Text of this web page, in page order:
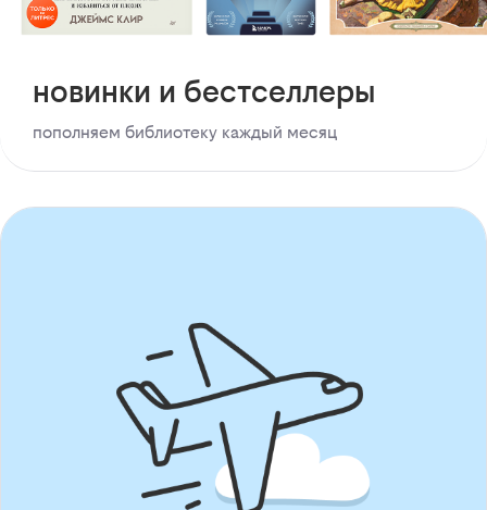
новинки и бестселлеры
пополняем библиотеку каждый месяц